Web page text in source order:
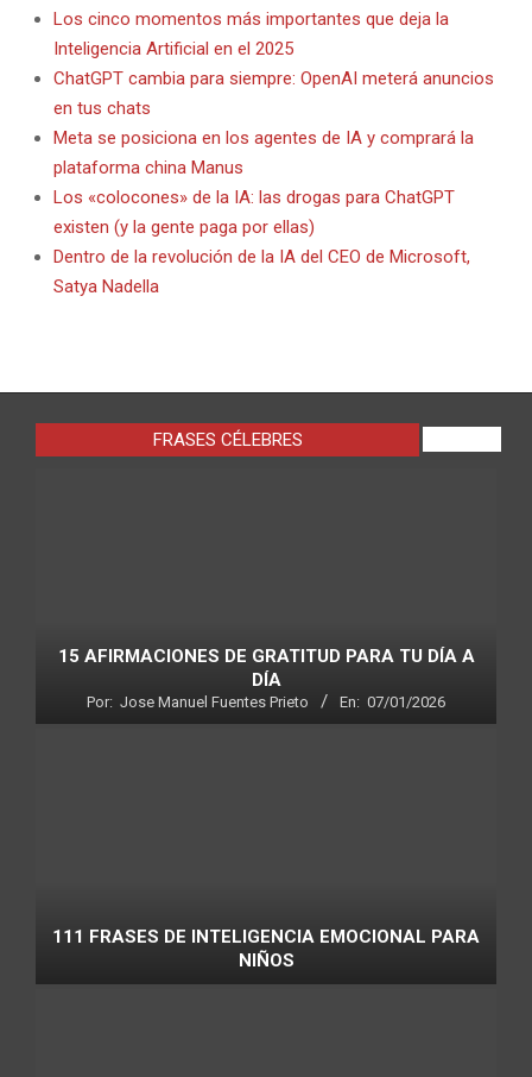
Los cinco momentos más importantes que deja la
Inteligencia Artificial en el 2025
ChatGPT cambia para siempre: OpenAI meterá anuncios
en tus chats
Meta se posiciona en los agentes de IA y comprará la
plataforma china Manus
Los «colocones» de la IA: las drogas para ChatGPT
existen (y la gente paga por ellas)
Dentro de la revolución de la IA del CEO de Microsoft,
Satya Nadella
FRASES CÉLEBRES
15 AFIRMACIONES DE GRATITUD PARA TU DÍA A
DÍA
Por: Jose Manuel Fuentes Prieto En: 07/01/2026
111 FRASES DE INTELIGENCIA EMOCIONAL PARA
NIÑOS